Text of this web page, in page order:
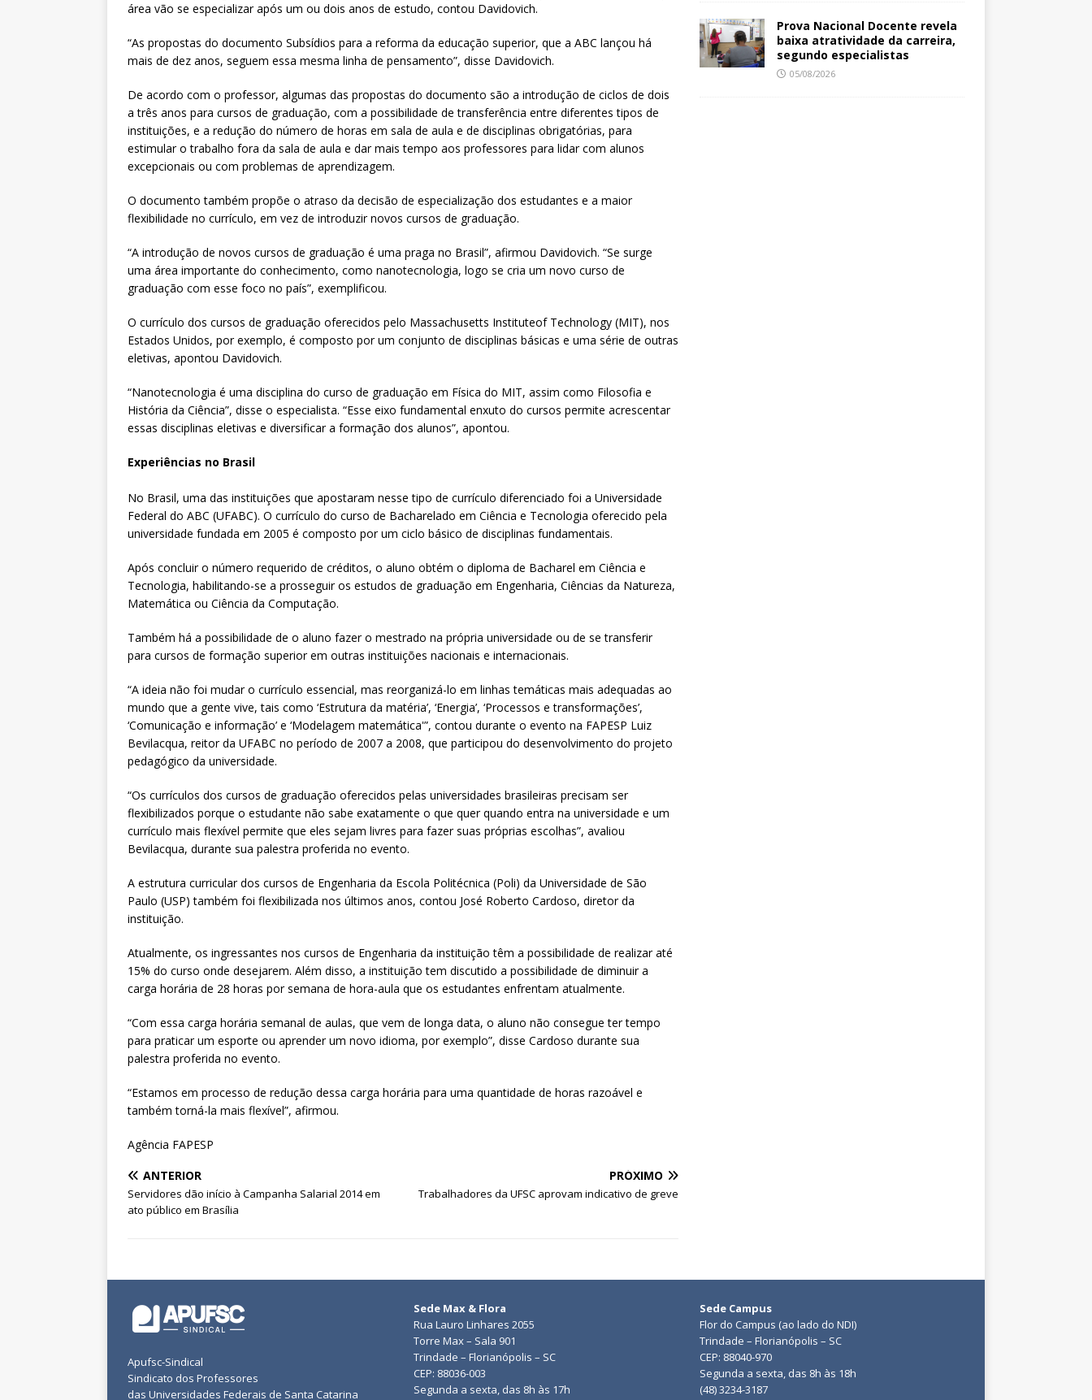
área vão se especializar após um ou dois anos de estudo, contou Davidovich.
“As propostas do documento Subsídios para a reforma da educação superior, que a ABC lançou há
mais de dez anos, seguem essa mesma linha de pensamento”, disse Davidovich.
De acordo com o professor, algumas das propostas do documento são a introdução de ciclos de dois
a três anos para cursos de graduação, com a possibilidade de transferência entre diferentes tipos de
instituições, e a redução do número de horas em sala de aula e de disciplinas obrigatórias, para
estimular o trabalho fora da sala de aula e dar mais tempo aos professores para lidar com alunos
excepcionais ou com problemas de aprendizagem.
O documento também propõe o atraso da decisão de especialização dos estudantes e a maior
flexibilidade no currículo, em vez de introduzir novos cursos de graduação.
“A introdução de novos cursos de graduação é uma praga no Brasil”, afirmou Davidovich. “Se surge
uma área importante do conhecimento, como nanotecnologia, logo se cria um novo curso de
graduação com esse foco no país”, exemplificou.
O currículo dos cursos de graduação oferecidos pelo Massachusetts Instituteof Technology (MIT), nos
Estados Unidos, por exemplo, é composto por um conjunto de disciplinas básicas e uma série de outras
eletivas, apontou Davidovich.
“Nanotecnologia é uma disciplina do curso de graduação em Física do MIT, assim como Filosofia e
História da Ciência”, disse o especialista. “Esse eixo fundamental enxuto do cursos permite acrescentar
essas disciplinas eletivas e diversificar a formação dos alunos”, apontou.
Experiências no Brasil
No Brasil, uma das instituições que apostaram nesse tipo de currículo diferenciado foi a Universidade
Federal do ABC (UFABC). O currículo do curso de Bacharelado em Ciência e Tecnologia oferecido pela
universidade fundada em 2005 é composto por um ciclo básico de disciplinas fundamentais.
Após concluir o número requerido de créditos, o aluno obtém o diploma de Bacharel em Ciência e
Tecnologia, habilitando-se a prosseguir os estudos de graduação em Engenharia, Ciências da Natureza,
Matemática ou Ciência da Computação.
Também há a possibilidade de o aluno fazer o mestrado na própria universidade ou de se transferir
para cursos de formação superior em outras instituições nacionais e internacionais.
“A ideia não foi mudar o currículo essencial, mas reorganizá-lo em linhas temáticas mais adequadas ao
mundo que a gente vive, tais como ‘Estrutura da matéria’, ‘Energia’, ‘Processos e transformações’,
‘Comunicação e informação’ e ‘Modelagem matemática'”, contou durante o evento na FAPESP Luiz
Bevilacqua, reitor da UFABC no período de 2007 a 2008, que participou do desenvolvimento do projeto
pedagógico da universidade.
“Os currículos dos cursos de graduação oferecidos pelas universidades brasileiras precisam ser
flexibilizados porque o estudante não sabe exatamente o que quer quando entra na universidade e um
currículo mais flexível permite que eles sejam livres para fazer suas próprias escolhas”, avaliou
Bevilacqua, durante sua palestra proferida no evento.
A estrutura curricular dos cursos de Engenharia da Escola Politécnica (Poli) da Universidade de São
Paulo (USP) também foi flexibilizada nos últimos anos, contou José Roberto Cardoso, diretor da
instituição.
Atualmente, os ingressantes nos cursos de Engenharia da instituição têm a possibilidade de realizar até
15% do curso onde desejarem. Além disso, a instituição tem discutido a possibilidade de diminuir a
carga horária de 28 horas por semana de hora-aula que os estudantes enfrentam atualmente.
“Com essa carga horária semanal de aulas, que vem de longa data, o aluno não consegue ter tempo
para praticar um esporte ou aprender um novo idioma, por exemplo”, disse Cardoso durante sua
palestra proferida no evento.
“Estamos em processo de redução dessa carga horária para uma quantidade de horas razoável e
também torná-la mais flexível”, afirmou.
Agência FAPESP
ANTERIOR
Servidores dão início à Campanha Salarial 2014 em
ato público em Brasília
PRÓXIMO
Trabalhadores da UFSC aprovam indicativo de greve
Prova Nacional Docente revela
baixa atratividade da carreira,
segundo especialistas
05/08/2026
Apufsc-Sindical
Sindicato dos Professores
das Universidades Federais de Santa Catarina
Sede Max & Flora
Rua Lauro Linhares 2055
Torre Max – Sala 901
Trindade – Florianópolis – SC
CEP: 88036-003
Segunda a sexta, das 8h às 17h
Sede Campus
Flor do Campus (ao lado do NDI)
Trindade – Florianópolis – SC
CEP: 88040-970
Segunda a sexta, das 8h às 18h
(48) 3234-3187